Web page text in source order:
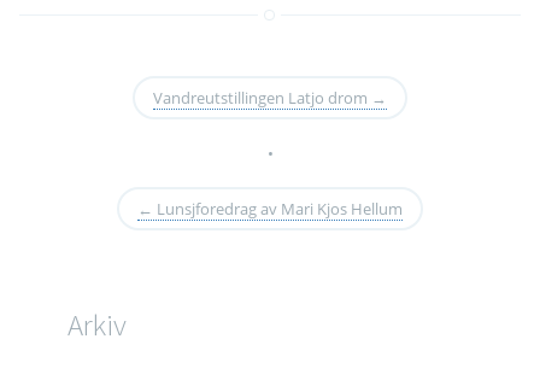
Vandreutstillingen Latjo drom →
•
← Lunsjforedrag av Mari Kjos Hellum
Arkiv